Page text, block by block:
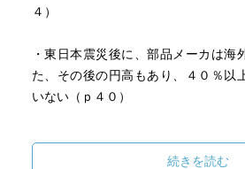
４）
・東日本震災後に、部品メーカは海
た、その後の円高もあり、４０％以
いない（ｐ４０）
した、米国の多くの市や町で導入し
続きを読む